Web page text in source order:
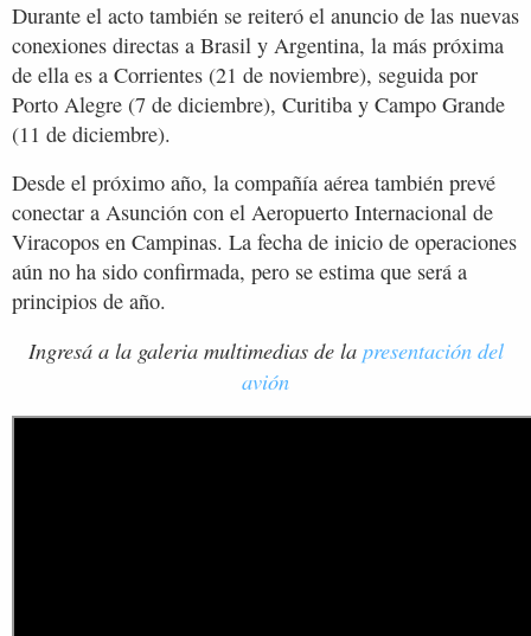
Durante el acto también se reiteró el anuncio de las nuevas
conexiones directas a Brasil y Argentina, la más próxima
de ella es a Corrientes (21 de noviembre), seguida por
Porto Alegre (7 de diciembre), Curitiba y Campo Grande
(11 de diciembre).
Desde el próximo año, la compañía aérea también prevé
conectar a Asunción con el Aeropuerto Internacional de
Viracopos en Campinas. La fecha de inicio de operaciones
aún no ha sido confirmada, pero se estima que será a
principios de año.
Ingresá a la galeria multimedias de la presentación del
avión